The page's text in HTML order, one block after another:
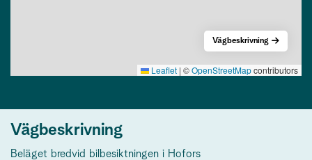
Leaflet | ©OpenStreetMapcontributors
Vägbeskrivning
Vägbeskrivning
Beläget bredvid bilbesiktningen i Hofors